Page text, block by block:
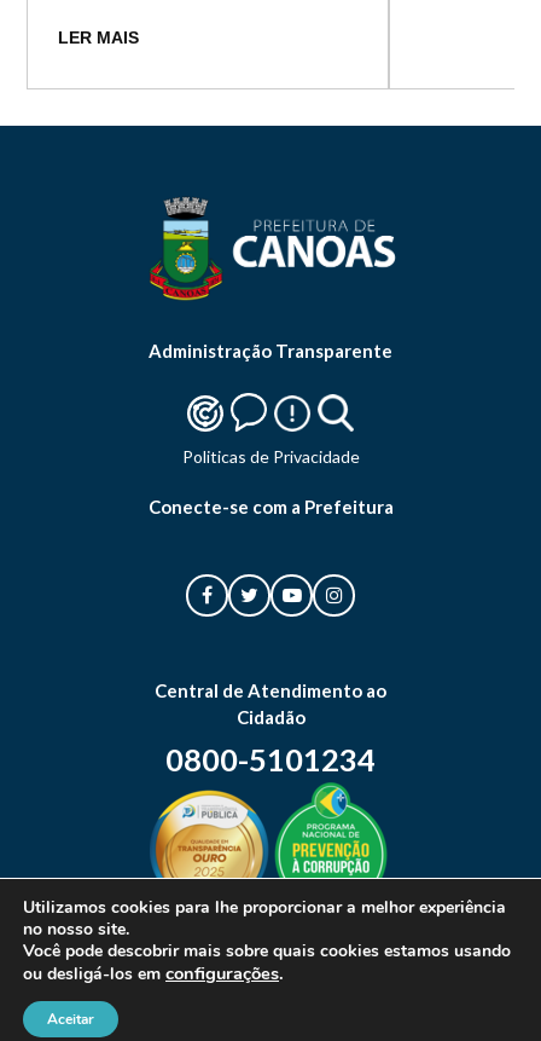
LER MAIS
Administração Transparente
Politicas de Privacidade
Conecte-se com a Prefeitura
Central de Atendimento ao
Cidadão
0800-5101234
© 2026 Prefeitura Municipal de Canoas. Todos os direitos reservados.
Utilizamos cookies para lhe proporcionar a melhor experiência
no nosso site.
Você pode descobrir mais sobre quais cookies estamos usando
ou desligá-los em configurações.
Aceitar